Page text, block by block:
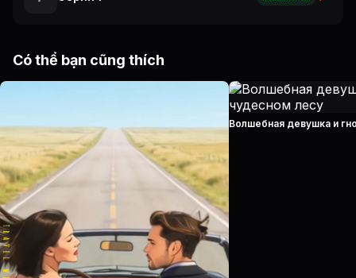
Có thể bạn cũng thích
Волшебная девушка и